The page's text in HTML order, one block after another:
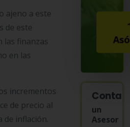
ajeno a este
de este
las finanzas
en las
incrementos
de precio al
de inflación.
un
Asesor